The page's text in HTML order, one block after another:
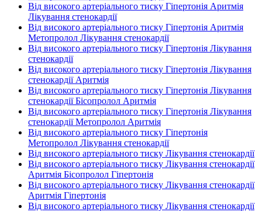
Від високого артеріального тиску Гіпертонія Аритмія
Лікування стенокардії
Від високого артеріального тиску Гіпертонія Аритмія
Метопролол Лікування стенокардії
Від високого артеріального тиску Гіпертонія Лікування
стенокардії
Від високого артеріального тиску Гіпертонія Лікування
стенокардії Аритмія
Від високого артеріального тиску Гіпертонія Лікування
стенокардії Бісопролол Аритмія
Від високого артеріального тиску Гіпертонія Лікування
стенокардії Метопролол Аритмія
Від високого артеріального тиску Гіпертонія
Метопролол Лікування стенокардії
Від високого артеріального тиску Лікування стенокардії
Від високого артеріального тиску Лікування стенокардії
Аритмія Бісопролол Гіпертонія
Від високого артеріального тиску Лікування стенокардії
Аритмія Гіпертонія
Від високого артеріального тиску Лікування стенокардії